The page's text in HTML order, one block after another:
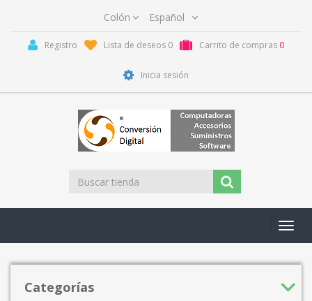
Registro Lista de deseos 0 Carrito de compras 0
Inicia sesión
Categorías